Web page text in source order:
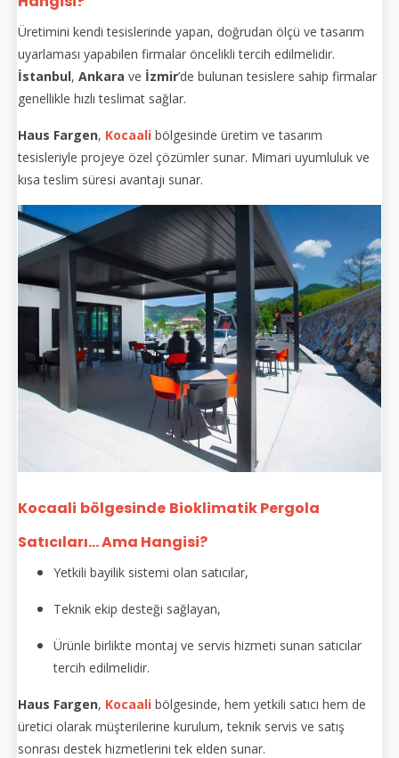
Üretimini kendi tesislerinde yapan, doğrudan ölçü ve tasarım
uyarlaması yapabilen firmalar öncelikli tercih edilmelidir.
İstanbul, Ankara ve İzmir’de bulunan tesislere sahip firmalar
genellikle hızlı teslimat sağlar.
Haus Fargen, Kocaali bölgesinde üretim ve tasarım
tesisleriyle projeye özel çözümler sunar. Mimari uyumluluk ve
kısa teslim süresi avantajı sunar.
Kocaali bölgesinde Bioklimatik Pergola
Satıcıları... Ama Hangisi?
Yetkili bayilik sistemi olan satıcılar,
Teknik ekip desteği sağlayan,
Ürünle birlikte montaj ve servis hizmeti sunan satıcılar
tercih edilmelidir.
Haus Fargen, Kocaali bölgesinde, hem yetkili satıcı hem de
üretici olarak müşterilerine kurulum, teknik servis ve satış
sonrası destek hizmetlerini tek elden sunar.